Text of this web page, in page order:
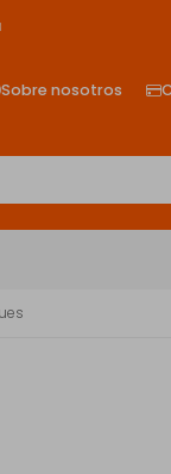
Sobre nosotros